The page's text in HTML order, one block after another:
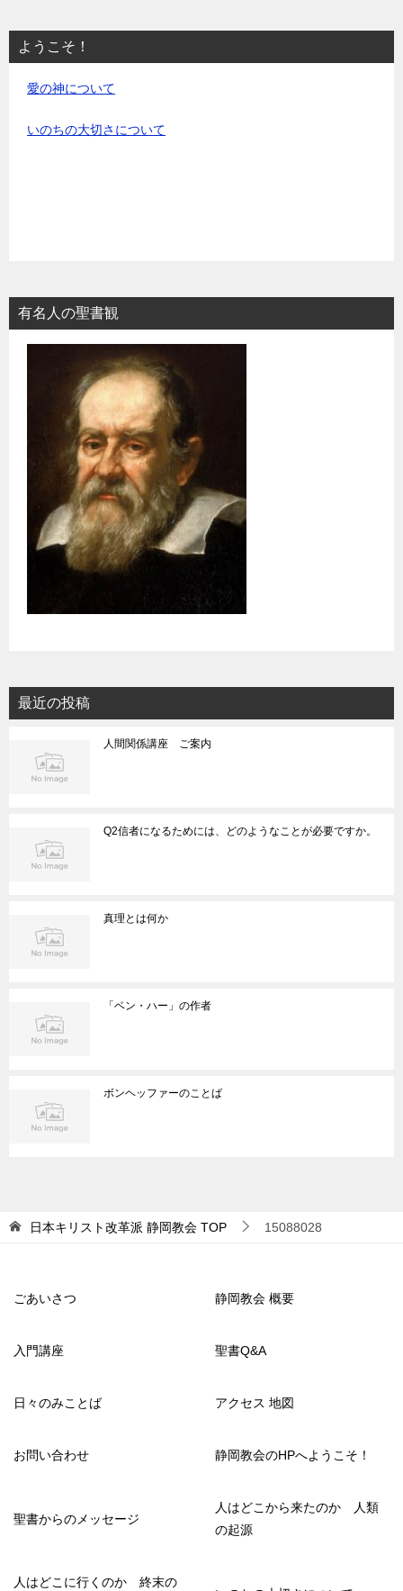
ようこそ！
愛の神について
いのちの大切さについて
有名人の聖書観
最近の投稿
人間関係講座 ご案内
Q2信者になるためには、どのようなことが必要ですか。
真理とは何か
「ベン・ハー」の作者
ボンヘッファーのことば
日本キリスト改革派 静岡教会 TOP 15088028
ごあいさつ 静岡教会 概要
入門講座 聖書Q&A
日々のみことば アクセス 地図
お問い合わせ 静岡教会のHPへようこそ！
聖書からのメッセージ
人はどこから来たのか 人類
の起源
人はどこに行くのか 終末の